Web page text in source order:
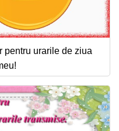
pentru urarile de ziua